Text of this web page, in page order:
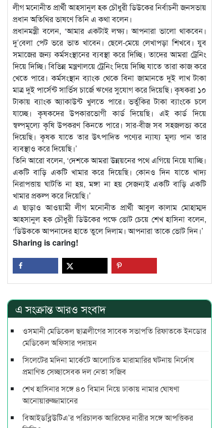
লীগ মনোনীত প্রার্থী আহসানুল হক চৌধুরী ডিউকের নির্বাচনী জনসভায়
প্রধান অতিথির ভাষণে তিনি এ কথা বলেন।
প্রধানমন্ত্রী বলেন, ‘আমার একটাই লক্ষ্য। আপনারা ভালো থাকবেন।
দু’বেলা পেট ভরে ভাত খাবেন। ছেলে-মেয়ে লেখাপড়া শিখবে। যুব
সমাজের জন্য কর্মসংস্থানের ব্যবস্থা করে দিচ্ছি। তাদের আমরা ট্রেনিং
দিয়ে দিচ্ছি। বিভিন্ন মন্ত্রণালয়ে ট্রেনিং দিয়ে দিচ্ছি যাতে তারা কাজ করে
খেতে পারে। কর্মসংস্থান ব্যাংক থেকে বিনা জামানতে দুই লাখ টাকা
মাত্র দুই পার্সেন্ট সার্ভিস চার্জে ঋণের সুযোগ করে দিয়েছি। কৃষকরা ১০
টাকায় ব্যাংক অ্যাকাউন্ট খুলতে পারে। ভর্তুকির টাকা ব্যাংকে চলে
যাচ্ছে। কৃষকদের উপকারভোগী কার্ড দিয়েছি। এই কার্ড দিয়ে
স্বল্পমূল্যে কৃষি উপকরণ কিনতে পারে। সার-বীজ সব সহজলভ্য করে
দিয়েছি। কৃষক যাতে তার উৎপাদিত পণ্যের ন্যায্য মূল্য পান তার
ব্যবস্থাও করে দিয়েছি।’
তিনি আরো বলেন, ‘দেশকে আমরা উন্নয়নের পথে এগিয়ে নিয়ে যাচ্ছি।
একটি বাড়ি একটি খামার করে দিয়েছি। কোনও দিন যাতে খাদ্য
নিরাপত্তায় ঘাটতি না হয়, মঙ্গা না হয় সেজন্যই একটি বাড়ি একটি
খামার প্রকল্প করে দিয়েছি।’
এ ছাড়াও আওয়ামী লীগ মনোনীত প্রার্থী আবুল কালাম মোহাম্মদ
আহসানুল হক চৌধুরী ডিউকের পক্ষে ভোট চেয়ে শেখ হাসিনা বলেন,
‘ডিউককে আপনাদের হাতে তুলে দিলাম। আপনারা তাকে ভোট দিন।’
Sharing is caring!
এ সংক্রান্ত আরও সংবাদ
ওসমানী মেডিকেল ছাত্রলীগের সাবেক সভাপতি রিফাতকে ইনডোর
মেডিকেল অফিসার পদায়ন
সিলেটের মদিনা মার্কেটে আলোচিত মারামারির ঘটনায় নির্দোষ
প্রমাণিত সেচ্ছাসেবক দল নেতা সজিব
শেখ হাসিনার সঙ্গে ৪০ বিমান নিয়ে ঢাকায় নামার ঘোষণা
আনোয়ারুজ্জামানের
বিআইডব্লিউটিএ’র পরিচালক আরিফের নারীর সঙ্গে আপত্তিকর